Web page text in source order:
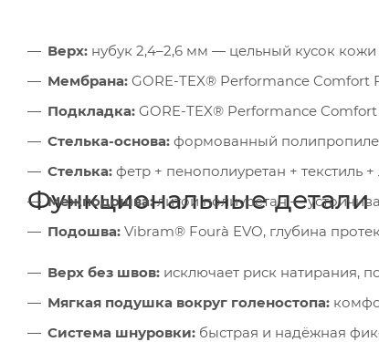
Верх: нубук 2,4–2,6 мм — цельный кусок
Мембрана: GORE-TEX® Performance
Подкладка: GORE-TEX® Performance
Стелька-основа: формованный
Стелька: фетр + пенополиуретан + текстиль
Межподошва:литой полиуретан —
Подошва: Vibram® Fourà EVO, глубина
Функциональные детали
Верх без швов: исключает риск натирания,
Мягкая подушка вокруг голеностопа:
Система шнуровки: быстрая и надёжная